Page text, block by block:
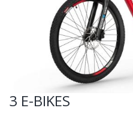
3 E-BIKES